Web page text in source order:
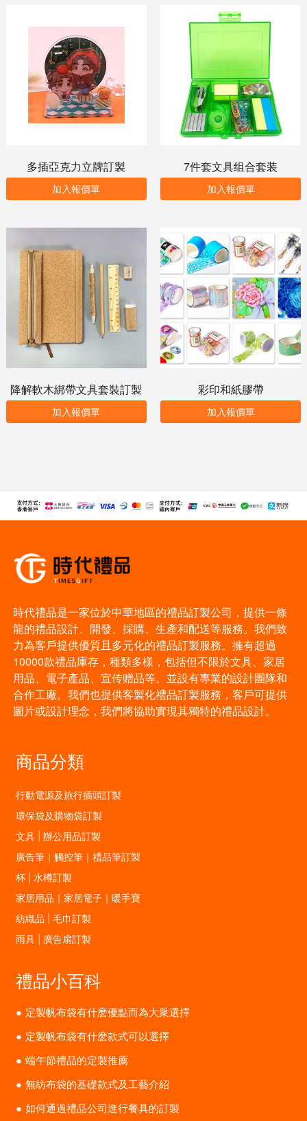
多插亞克力立牌訂製
加入報價單
7件套文具组合套装
加入報價單
降解軟木綁帶文具套裝訂製
加入報價單
彩印和紙膠帶
加入報價單
時代禮品是一家位於中華地區的禮品訂製公司，提供一條
龍的禮品設計、開發、採購、生產和配送等服務。我們致
力為客戶提供優質且多元化的禮品訂製服務。擁有超過
10000款禮品庫存，種類多樣，包括但不限於文具、家居
用品、電子產品、宣传赠品等。並設有專業的設計團隊和
合作工廠。我們也提供客製化禮品訂製服務，客戶可提供
圖片或設計理念，我們將協助實現其獨特的禮品設計。
商品分類
行動電源及旅行插頭訂製
環保袋及購物袋訂製
文具 | 辦公用品訂製
廣告筆｜觸控筆｜禮品筆訂製
杯 | 水樽訂製
家居用品｜家居電子｜暖手寶
紡織品 | 毛巾訂製
雨具 | 廣告扇訂製
禮品小百科
定製帆布袋有什麽優點而為大衆選擇
定製帆布袋有什麽款式可以選擇
端午節禮品的定製推薦
無紡布袋的基礎款式及工藝介紹
如何通過禮品公司進行餐具的訂製